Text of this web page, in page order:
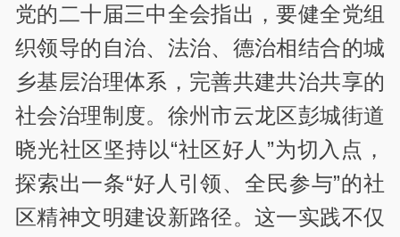
党的二十届三中全会指出，要健全党组
织领导的自治、法治、德治相结合的城
乡基层治理体系，完善共建共治共享的
社会治理制度。徐州市云龙区彭城街道
晓光社区坚持以“社区好人”为切入点，
探索出一条“好人引领、全民参与”的社
区精神文明建设新路径。这一实践不仅